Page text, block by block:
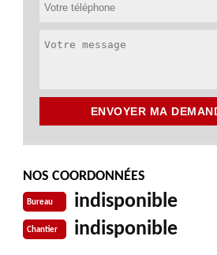
NOS COORDONNÉES
Bureau indisponible
Chantier indisponible